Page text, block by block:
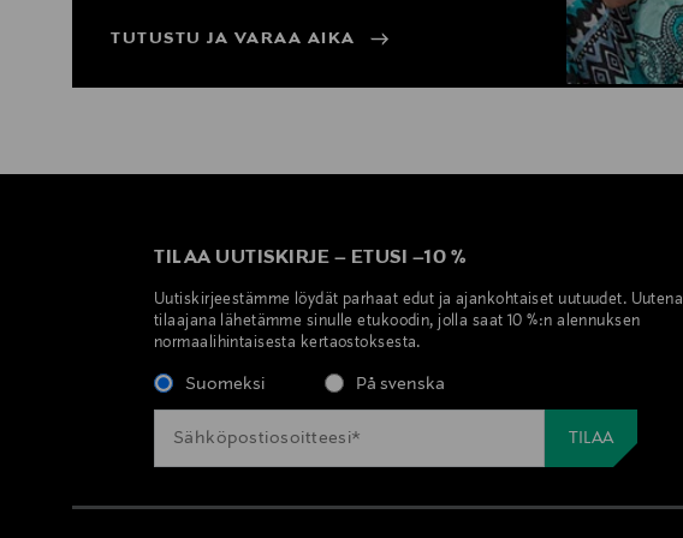
TUTUSTU JA VARAA AIKA
TILAA UUTISKIRJE – ETUSI –10 %
Uutiskirjeestämme löydät parhaat edut ja ajankohtaiset uutuudet. Uutena
tilaajana lähetämme sinulle etukoodin, jolla saat 10 %:n alennuksen
normaalihintaisesta kertaostoksesta.
Suomeksi På svenska